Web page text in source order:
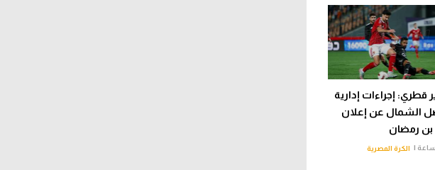
قطري: إجراءات إدارية
الشمال عن إعلان
رمضان
ساعة | الكرة المصرية